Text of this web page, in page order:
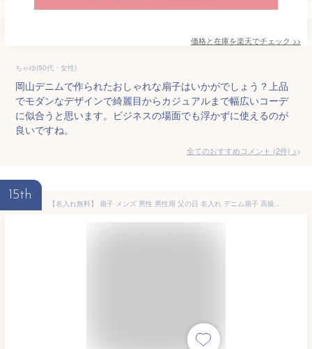
価格と在庫を楽天でチェック >>
ちゃゆ(50代・女性)
岡山デニムで作られたおしゃれな扇子はいかがでしょう？上品
でモダンなデザインで綺麗目からカジュアルまで幅広いコーデ
に似合うと思います。ビジネスの場面でも浮かずに使えるのが
良いですね。
全てのおすすめコメント (2件) >
15th
【名入れ無料】 扇子 メンズ 男性 男性用 父の日 名入れ デニム扇子 高級布扇子 西川庄六商店 日本製 プレゼント ギフト 名入れ ネーム入れ 扇子袋 桐箱入り 紺 ネイビー おしゃれ 誕生日 パパ 父親 お父さん 息子 無地 紳士 記念品 誕生日 お礼 日本製 岡山デニム